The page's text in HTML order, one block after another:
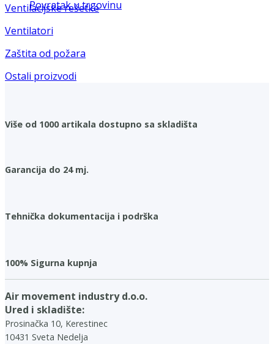
Povratak u trgovinu
Ventilacijske rešetke
Ventilatori
Zaštita od požara
Ostali proizvodi
Više od 1000 artikala dostupno sa skladišta
Garancija do 24 mj.
Tehnička dokumentacija i podrška
100% Sigurna kupnja
Air movement industry d.o.o.
Ured i skladište:
Prosinačka 10, Kerestinec
10431 Sveta Nedelja